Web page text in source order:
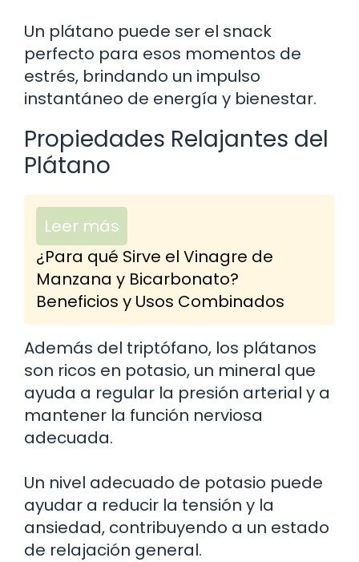
Un plátano puede ser el snack
perfecto para esos momentos de
estrés, brindando un impulso
instantáneo de energía y bienestar.
Propiedades Relajantes del
Plátano
Leer más
¿Para qué Sirve el Vinagre de
Manzana y Bicarbonato?
Beneficios y Usos Combinados
Además del triptófano, los plátanos
son ricos en potasio, un mineral que
ayuda a regular la presión arterial y a
mantener la función nerviosa
adecuada.
Un nivel adecuado de potasio puede
ayudar a reducir la tensión y la
ansiedad, contribuyendo a un estado
de relajación general.